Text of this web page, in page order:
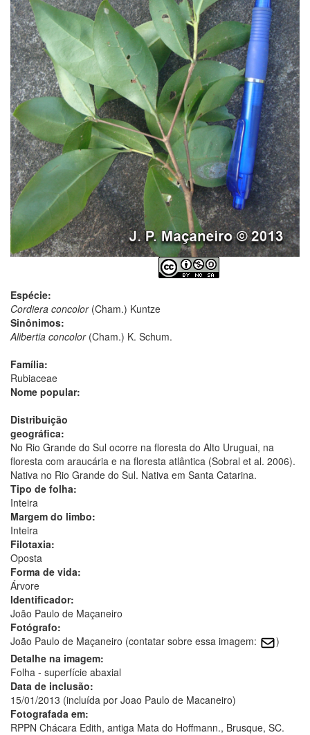
Espécie:
Cordiera concolor(Cham.) Kuntze
Sinônimos:
Alibertia concolor(Cham.) K. Schum.
Família:
Rubiaceae
Nome popular:
Distribuição
geográfica:
No Rio Grande do Sul ocorre na floresta do Alto Uruguai, na
floresta com araucária e na floresta atlântica (Sobral et al. 2006).
Nativa no Rio Grande do Sul. Nativa em Santa Catarina.
Tipo de folha:
Inteira
Margem do limbo:
Inteira
Filotaxia:
Oposta
Forma de vida:
Árvore
Identificador:
João Paulo de Maçaneiro
Fotógrafo:
João Paulo de Maçaneiro (contatar sobre essa imagem:
)
Detalhe na imagem:
Folha - superfície abaxial
Data de inclusão:
15/01/2013 (incluída por Joao Paulo de Macaneiro)
Fotografada em:
RPPN Chácara Edith, antiga Mata do Hoffmann., Brusque, SC.